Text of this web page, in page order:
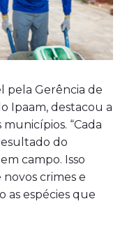
pela Gerência de
Ipaam, destacou a
“Cada
do
campo. Isso
crimes e
espécies que